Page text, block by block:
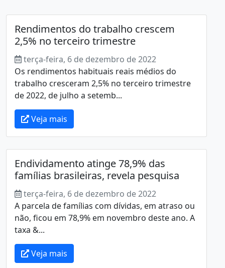
Rendimentos do trabalho crescem
2,5% no terceiro trimestre
terça-feira, 6 de dezembro de 2022
Os rendimentos habituais reais médios do
trabalho cresceram 2,5% no terceiro trimestre
de 2022, de julho a setemb...
Veja mais
Endividamento atinge 78,9% das
famílias brasileiras, revela pesquisa
terça-feira, 6 de dezembro de 2022
A parcela de famílias com dívidas, em atraso ou
não, ficou em 78,9% em novembro deste ano. A
taxa &...
Veja mais